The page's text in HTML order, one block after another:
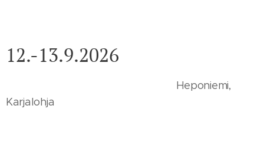
12.-13.9.2026
Heponiemi,
Karjalohja